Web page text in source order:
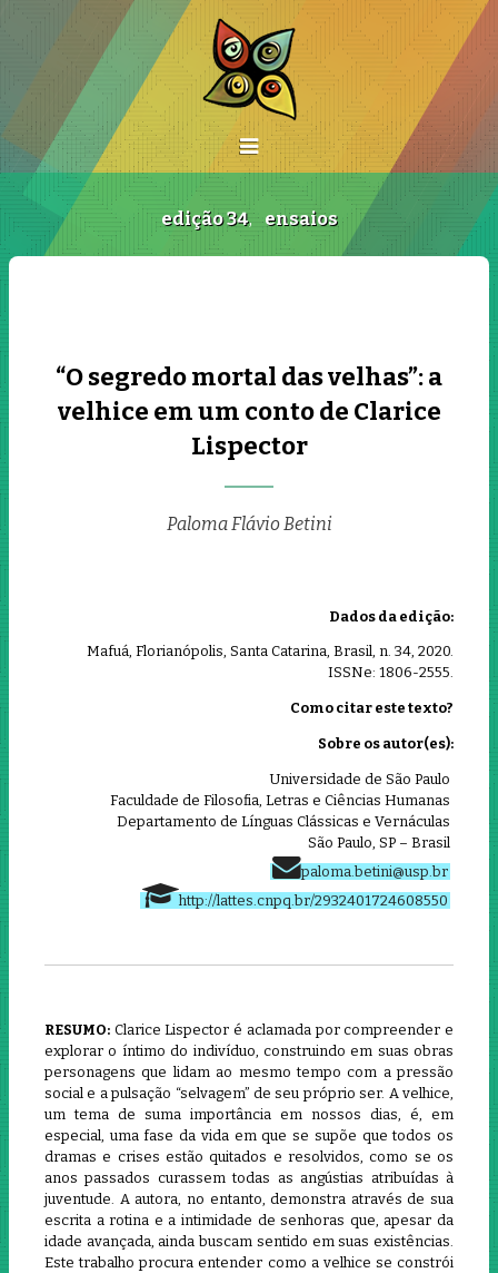
edição 34, ensaios
“O segredo mortal das velhas”: a
velhice em um conto de Clarice
Lispector
Paloma‌ ‌Flávio‌ ‌Betini‌
Dados da edição:
Mafuá, Florianópolis, Santa Catarina, Brasil, n. 34, 2020.
ISSNe: 1806-2555.
Como citar este texto?
Sobre os autor(es):
Universidade‌ ‌de‌ ‌São‌ ‌Paulo‌ ‌
Faculdade‌ ‌de‌ ‌Filosofia,‌ ‌Letras‌ ‌e‌ ‌Ciências‌ ‌Humanas‌ ‌
Departamento‌ ‌de‌ ‌Línguas‌ ‌Clássicas‌ ‌e‌ ‌Vernáculas‌ ‌
São‌ ‌Paulo,‌ ‌SP‌ ‌–‌ ‌Brasil‌ ‌
paloma.betini@usp.br
http://lattes.cnpq.br/2932401724608550
RESUMO: Clarice Lispector é aclamada por compreender e
explorar o íntimo do indivíduo, construindo em suas obras
personagens que lidam ao mesmo tempo com a pressão
social e a pulsação “selvagem” de seu próprio ser. A velhice,
um tema de suma importância em nossos dias, é, em
especial, uma fase da vida em que se supõe que todos os
dramas e crises estão quitados e resolvidos, como se os
anos passados curassem todas as angústias atribuídas à
juventude. A autora, no entanto, demonstra através de sua
escrita a rotina e a intimidade de senhoras que, apesar da
idade avançada, ainda buscam sentido em suas existências.
Este trabalho procura entender como a velhice se constrói